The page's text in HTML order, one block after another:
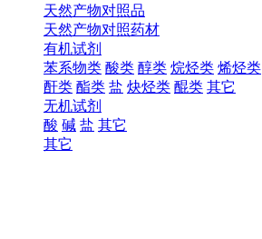
天然产物对照品
天然产物对照药材
有机试剂
苯系物类 酸类 醇类 烷烃类 烯烃类
酐类 酯类 盐 炔烃类 醌类 其它
无机试剂
酸 碱 盐 其它
其它